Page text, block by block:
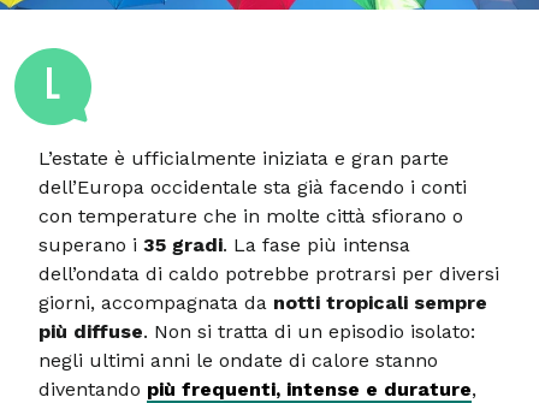
L
L’estate è ufficialmente iniziata e gran parte
dell’Europa occidentale sta già facendo i conti
con temperature che in molte città sfiorano o
superano i 35 gradi. La fase più intensa
dell’ondata di caldo potrebbe protrarsi per diversi
giorni, accompagnata da notti tropicali sempre
più diffuse. Non si tratta di un episodio isolato:
negli ultimi anni le ondate di calore stanno
diventando più frequenti, intense e durature,